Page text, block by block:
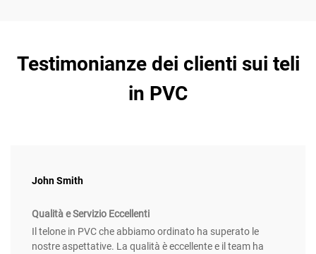
Testimonianze dei clienti sui teli
in PVC
John Smith
Qualità e Servizio Eccellenti
Il telone in PVC che abbiamo ordinato ha superato le
nostre aspettative. La qualità è eccellente e il team ha